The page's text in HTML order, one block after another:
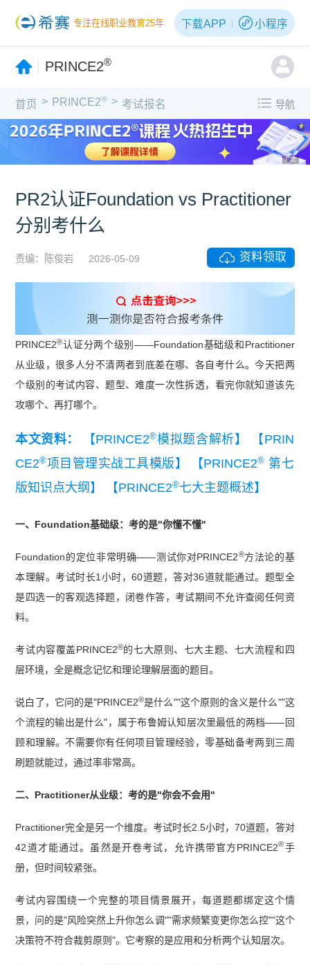
专注在线职业教育25年 下载APP 小程序
PRINCE2®
首页 > PRINCE2® > 考试报名 导航
X
广告
PR2认证Foundation vs Practitioner
分别考什么
责编：陈俊岩 2026-05-09 资料领取
PRINCE2®认证分两个级别——Foundation基础级和Practitioner
从业级，很多人分不清两者到底差在哪、各自考什么。今天把两
个级别的考试内容、题型、难度一次性拆透，看完你就知道该先
攻哪个、再打哪个。
本文资料： 【PRINCE2®模拟题含解析】
【PRIN
CE2®项目管理实战工具模版】 【PRINCE2® 第七
版知识点大纲】
【PRINCE2®七大主题概述】
一、Foundation基础级：考的是"你懂不懂"
Foundation的定位非常明确——测试你对PRINCE2®方法论的基
本理解。考试时长1小时，60道题，答对36道就能通过。题型全
是四选一的客观选择题，闭卷作答，考试期间不允许查阅任何资
料。
考试内容覆盖PRINCE2®的七大原则、七大主题、七大流程和四
层环境，全是概念记忆和理论理解层面的题目。
说白了，它问的是"PRINCE2®是什么""这个原则的含义是什么""这
个流程的输出是什么"，属于布鲁姆认知层次里最低的两档——回
顾和理解。不需要你有任何项目管理经验，零基础备考两到三周
刷题就能过，通过率非常高。
二、Practitioner从业级：考的是"你会不会用"
Practitioner完全是另一个维度。考试时长2.5小时，70道题，答对
42道才能通过。虽然是开卷考试，允许携带官方PRINCE2®手
册，但时间较紧张。
考试内容围绕一个完整的项目情景展开，每道题都绑定这个情
景，问的是"风险突然上升你怎么调""需求频繁变更你怎么控""这个
决策符不符合裁剪原则"。它考察的是应用和分析两个认知层次。